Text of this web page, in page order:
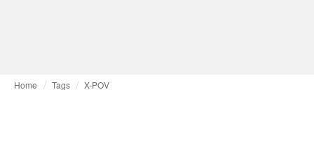
Home Tags X-POV